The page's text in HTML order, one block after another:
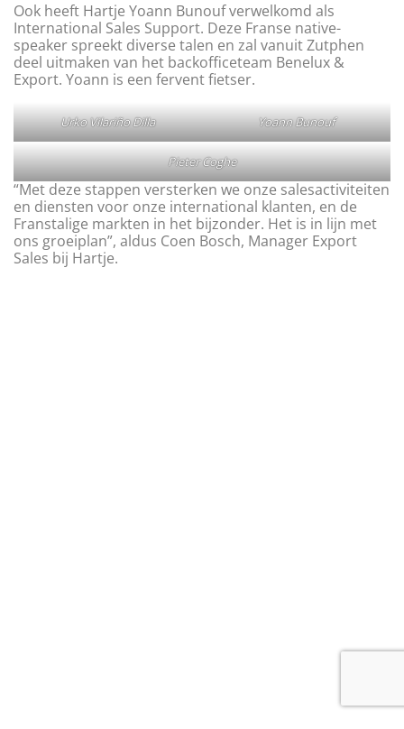
Ook heeft Hartje Yoann Bunouf verwelkomd als
International Sales Support. Deze Franse native-
speaker spreekt diverse talen en zal vanuit Zutphen
deel uitmaken van het backofficeteam Benelux &
Export. Yoann is een fervent fietser.
Urko Vilariño Dilla Yoann Bunouf
Pieter Coghe
“Met deze stappen versterken we onze salesactiviteiten
en diensten voor onze international klanten, en de
Franstalige markten in het bijzonder. Het is in lijn met
ons groeiplan”, aldus Coen Bosch, Manager Export
Sales bij Hartje.